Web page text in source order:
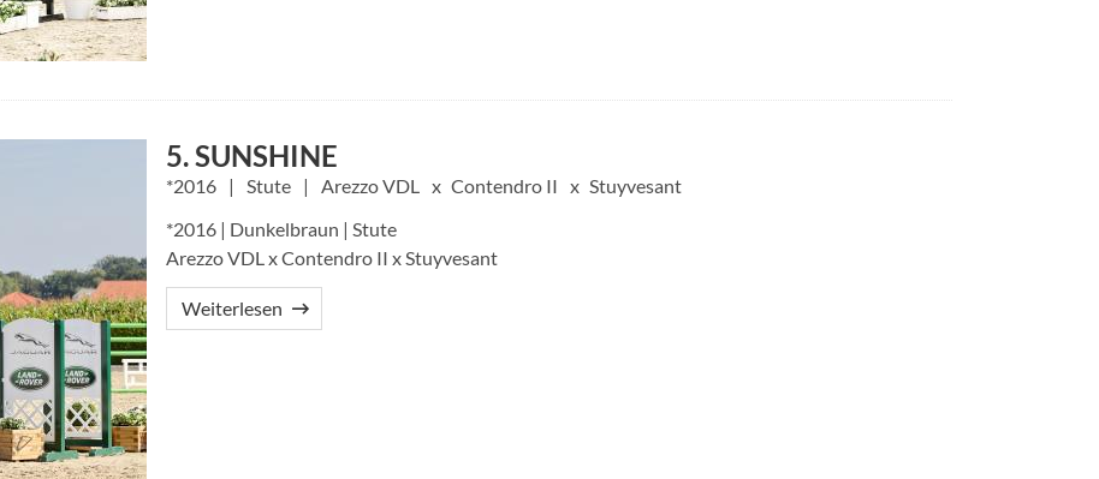
5. SUNSHINE
2016 Stute Arezzo VDL Contendro II
Stuyvesant
*2016 | Dunkelbraun | Stute
Arezzo VDL x Contendro II x Stuyvesant
Weiterlesen